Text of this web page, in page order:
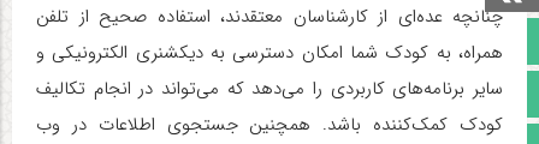
صفحه نخست
تالار گفتمان
چنانچه عده‌ای از کارشناسان معتقدند، استفاده صحیح از تلفن
همراه، به کودک شما امکان دسترسی به دیکشنری الکترونیکی و
سایر برنامه‌های کاربردی را می‌دهد که می‌تواند در انجام تکالیف
کودک کمک‌کننده باشد. همچنینجستجوی اطلاعات در وب